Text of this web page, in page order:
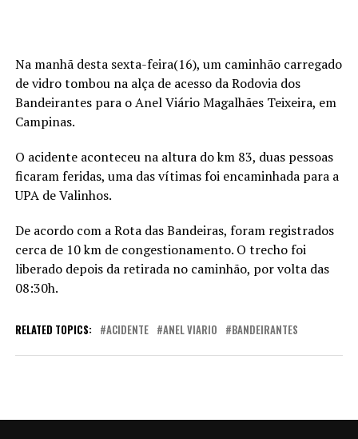
Na manhã desta sexta-feira(16), um caminhão carregado
de vidro tombou na alça de acesso da Rodovia dos
Bandeirantes para o Anel Viário Magalhães Teixeira, em
Campinas.
O acidente aconteceu na altura do km 83, duas pessoas
ficaram feridas, uma das vítimas foi encaminhada para a
UPA de Valinhos.
De acordo com a Rota das Bandeiras, foram registrados
cerca de 10 km de congestionamento. O trecho foi
liberado depois da retirada no caminhão, por volta das
08:30h.
RELATED TOPICS: ACIDENTE ANEL VIARIO BANDEIRANTES